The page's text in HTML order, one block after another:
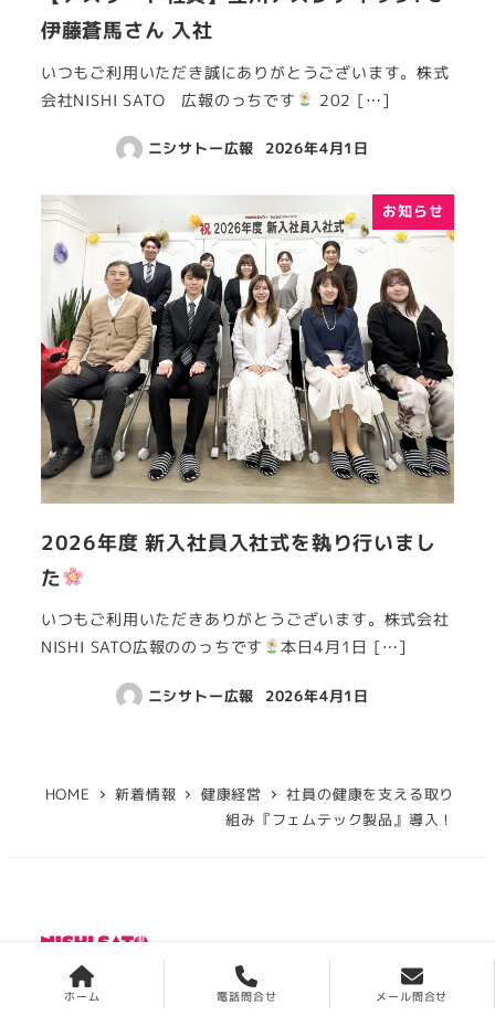
伊藤蒼馬さん 入社
いつもご利用いただき誠にありがとうございます。株式
会社NISHI SATO 広報のっちです
202 […]
ニシサトー広報 2026年4月1日
お知らせ
2026年度 新入社員入社式を執り行いまし
た
いつもご利用いただきありがとうございます。株式会社
NISHI SATO広報ののっちです
本日4月1日 […]
ニシサトー広報 2026年4月1日
HOME 新着情報 健康経営
社員の健康を支える取り
組み『フェムテック製品』導入！
〒190-0013
ホーム 電話問合せ メール問合せ